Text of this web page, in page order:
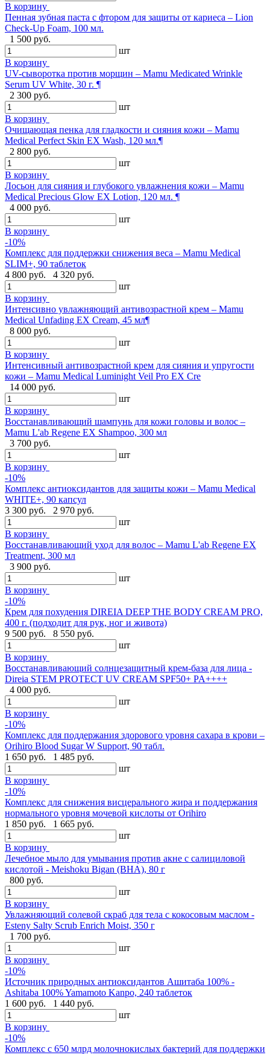
В корзину
Пенная зубная паста с фтором для защиты от кариеса – Lion
Check-Up Foam, 100 мл.
1 500 руб.
шт
В корзину
UV-сыворотка против морщин – Mamu Medicated Wrinkle
Serum UV White, 30 г. ¶
2 300 руб.
шт
В корзину
Очищающая пенка для гладкости и сияния кожи – Mamu
Medical Perfect Skin EX Wash, 120 мл.¶
2 800 руб.
шт
В корзину
Лосьон для сияния и глубокого увлажнения кожи – Mamu
Medical Precious Glow EX Lotion, 120 мл. ¶
4 000 руб.
шт
В корзину
-10%
Комплекс для поддержки снижения веса – Mamu Medical
SLIM+, 90 таблеток
4 800 руб.
4 320 руб.
шт
В корзину
Интенсивно увлажняющий антивозрастной крем – Mamu
Medical Unfading EX Cream, 45 мл¶
8 000 руб.
шт
В корзину
Интенсивный антивозрастной крем для сияния и упругости
кожи – Mamu Medical Luminight Veil Pro EX Cre
14 000 руб.
шт
В корзину
Восстанавливающий шампунь для кожи головы и волос –
Mamu L'ab Regene EX Shampoo, 300 мл
3 700 руб.
шт
В корзину
-10%
Комплекс антиоксидантов для защиты кожи – Mamu Medical
WHITE+, 90 капсул
3 300 руб.
2 970 руб.
шт
В корзину
Восстанавливающий уход для волос – Mamu L'ab Regene EX
Treatment, 300 мл
3 900 руб.
шт
В корзину
-10%
Крем для похудения DIREIA DEEP THE BODY CREAM PRO,
400 г. (подходит для рук, ног и живота)
9 500 руб.
8 550 руб.
шт
В корзину
Восстанавливающий солнцезащитный крем-база для лица -
Direia STEM PROTECT UV CREAM SPF50+ PA++++
4 000 руб.
шт
В корзину
-10%
Комплекс для поддержания здорового уровня сахара в крови –
Orihiro Blood Sugar W Support, 90 табл.
1 650 руб.
1 485 руб.
шт
В корзину
-10%
Комплекс для снижения висцерального жира и поддержания
нормального уровня мочевой кислоты от Orihiro
1 850 руб.
1 665 руб.
шт
В корзину
Лечебное мыло для умывания против акне с салициловой
кислотой - Meishoku Bigan (BHA), 80 г
800 руб.
шт
В корзину
Увлажняющий солевой скраб для тела с кокосовым маслом -
Esteny Salty Scrub Enrich Moist, 350 г
1 700 руб.
шт
В корзину
-10%
Источник природных антиоксидантов Ашитаба 100% -
Ashitaba 100% Yamamoto Kanpo, 240 таблеток
1 600 руб.
1 440 руб.
шт
В корзину
-10%
Комплекс с 650 млрд молочнокислых бактерий для поддержки